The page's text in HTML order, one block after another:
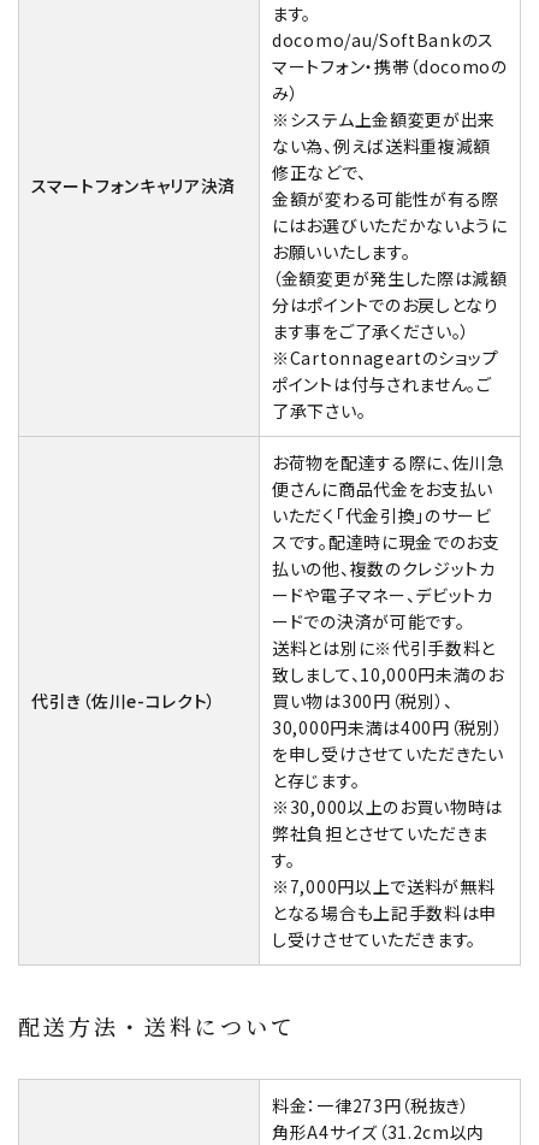
スマートフォンキャリア決済
ます。
docomo/au/SoftBankのス
マートフォン・携帯（docomoの
み）
※システム上金額変更が出来
ない為、例えば送料重複減額
修正などで、
金額が変わる可能性が有る際
にはお選びいただかないように
お願いいたします。
（金額変更が発生した際は減額
分はポイントでのお戻しとなり
ます事をご了承ください。）
※Cartonnageartのショップ
ポイントは付与されません。ご
了承下さい。
代引き（佐川e-コレクト）
お荷物を配達する際に、佐川急
便さんに商品代金をお支払い
いただく「代金引換」のサービ
スです。配達時に現金でのお支
払いの他、複数のクレジットカ
ードや電子マネー、デビットカ
ードでの決済が可能です。
送料とは別に※代引手数料と
致しまして、10,000円未満のお
買い物は300円（税別）、
30,000円未満は400円（税別）
を申し受けさせていただきたい
と存じます。
※30,000以上のお買い物時は
弊社負担とさせていただきま
す。
※7,000円以上で送料が無料
となる場合も上記手数料は申
し受けさせていただきます。
配送方法・送料について
料金：一律273円（税抜き）
角形A4サイズ（31.2cm以内